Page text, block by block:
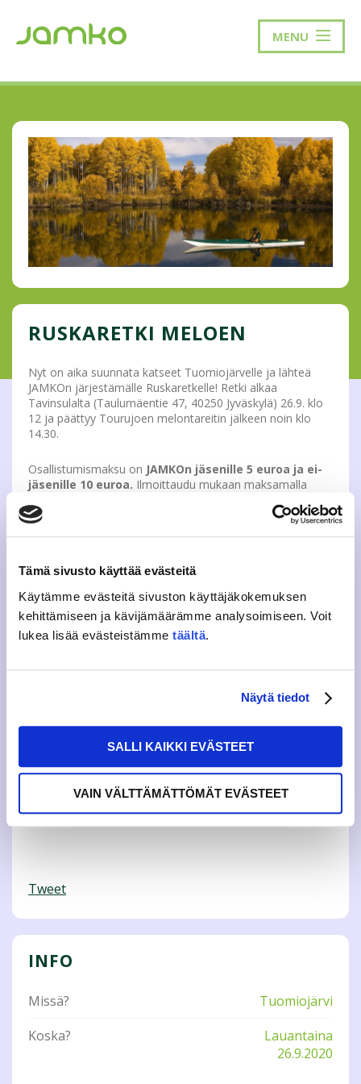
Tämä sivusto käyttää evästeitä
Käytämme evästeitä sivuston käyttäjäkokemuksen
kehittämiseen ja kävijämäärämme analysoimiseen. Voit
lukea lisää evästeistämme täältä.
Näytä tiedot
SALLI KAIKKI EVÄSTEET
VAIN VÄLTTÄMÄTTÖMÄT EVÄSTEET
MENU
RUSKARETKI MELOEN
Nyt on aika suunnata katseet Tuomiojärvelle ja lähteä
JAMKOn järjestämälle Ruskaretkelle! Retki alkaa
Tavinsulalta (Taulumäentie 47, 40250 Jyväskylä) 26.9. klo
12 ja päättyy Tourujoen melontareitin jälkeen noin klo
14.30.
Osallistumismaksu on JAMKOn jäsenille 5 euroa ja ei-
jäsenille 10 euroa. Ilmoittaudu mukaan maksamalla
sisältyvät hintaan, tarvitset vain säänmukaisen
Osallistumisesta jää muistoksi myös haalarimerkki.
Koronatilanne on otettu huomioon pienentämällä
osallistujamäärää sekä pitämällä huolta turvaväleistä.
Ethän osallistu, jos sinulla on mitään flunssan oireita.
Lisätietoja: Pekka Mannermaa, hallituksen jäsen,
hyvinvointi, hyvinvointi@jamko.fi
Tweet
INFO
Missä?
Tuomiojärvi
Koska?
Lauantaina
26.9.2020